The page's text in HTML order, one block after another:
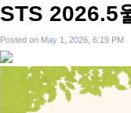
STS 2026.5
Posted on May 1, 2026, 6:19 PM